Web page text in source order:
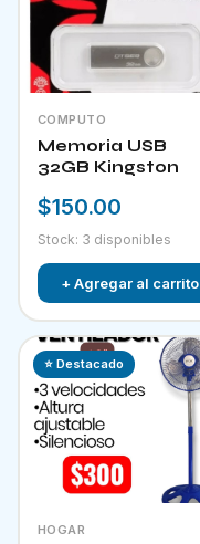
COMPUTO
Memoria USB
32GB Kingston
$150.00
Stock: 3 disponibles
+ Agregar al carrito
⭐ Destacado
HOGAR